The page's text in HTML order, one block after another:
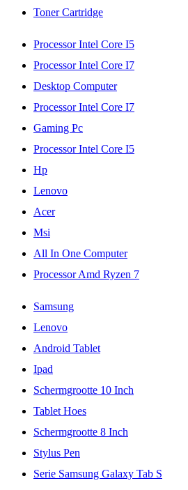
Toner Cartridge
Processor Intel Core I5
Processor Intel Core I7
Desktop Computer
Processor Intel Core I7
Gaming Pc
Processor Intel Core I5
Hp
Lenovo
Acer
Msi
All In One Computer
Processor Amd Ryzen 7
Samsung
Lenovo
Android Tablet
Ipad
Schermgrootte 10 Inch
Tablet Hoes
Schermgrootte 8 Inch
Stylus Pen
Serie Samsung Galaxy Tab S